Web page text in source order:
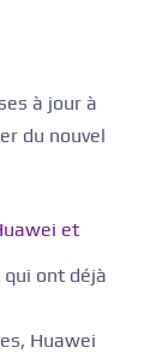
à jour à
du nouvel
et
ont déjà
Huawei